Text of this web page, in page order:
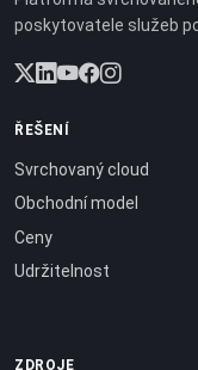
poskytovatele služeb
ŘEŠENÍ
Svrchovaný cloud
Obchodní model
Ceny
Udržitelnost
ZDROJE